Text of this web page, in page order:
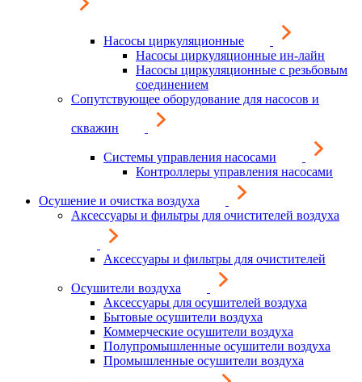
Насосы циркуляционные
Насосы циркуляционные ин-лайн
Насосы циркуляционные с резьбовым
соединением
Сопутствующее оборудование для насосов и
скважин
Системы управления насосами
Контроллеры управления насосами
Осушение и очистка воздуха
Аксессуары и фильтры для очистителей воздуха
Аксессуары и фильтры для очистителей
Осушители воздуха
Аксессуары для осушителей воздуха
Бытовые осушители воздуха
Коммерческие осушители воздуха
Полупромышленные осушители воздуха
Промышленные осушители воздуха